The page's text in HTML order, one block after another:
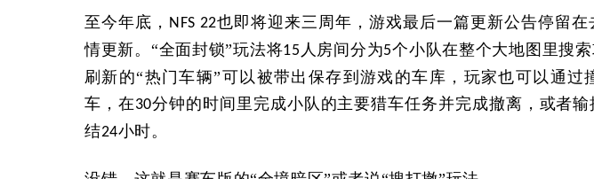
至今年底， NFS 22也即将迎来三周年，游戏最后一篇更新公告停留在
情更新。“全面封锁”玩法将15 人房间分为5个小队在整个大地图里搜
刷新的“热门车辆”可以被带出保存到游戏的车库，玩家也可以通过
车，在30分钟的时间里完成小队的主要猎车任务并完成撤离，或者
结24小时。